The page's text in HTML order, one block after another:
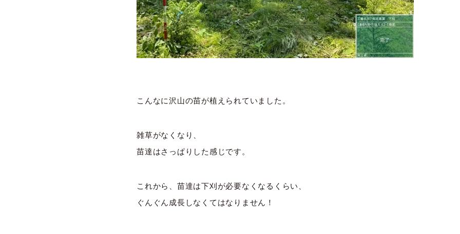
こんなに沢山の苗が植えられていました。
雑草がなくなり、
苗達はさっぱりした感じです。
これから、苗達は下刈が必要なくなるくらい、
ぐんぐん成長しなくてはなりません！